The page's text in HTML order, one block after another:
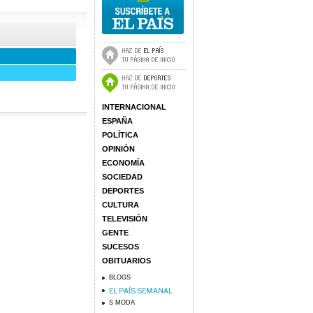
INTERNACIONAL
ESPAÑA
POLÍTICA
OPINIÓN
ECONOMÍA
SOCIEDAD
DEPORTES
CULTURA
TELEVISIÓN
GENTE
SUCESOS
OBITUARIOS
BLOGS
S MODA